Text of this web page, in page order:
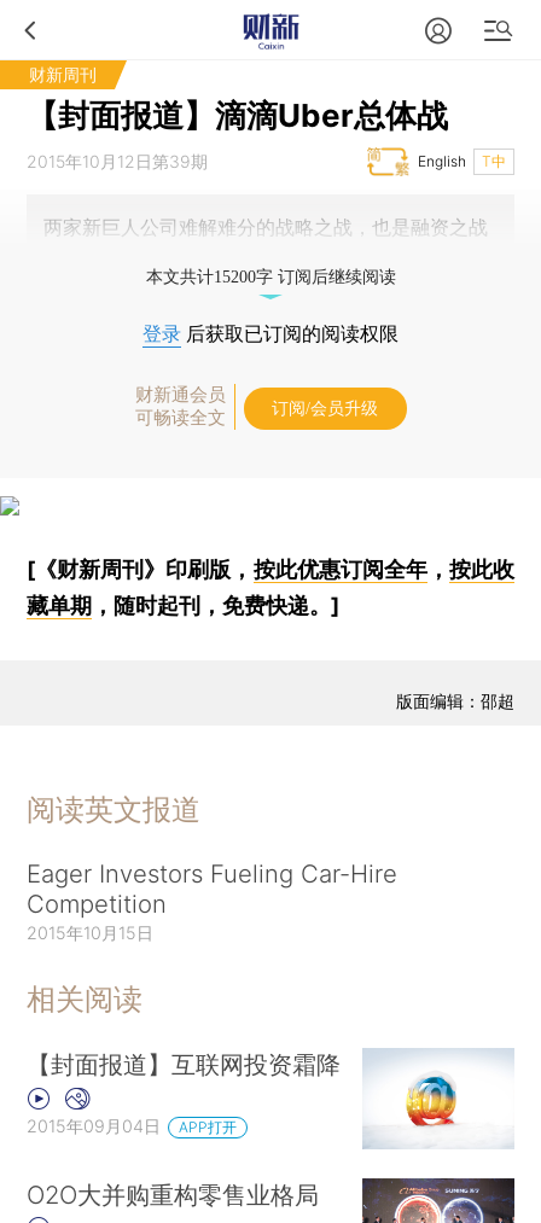
财新周刊
【封面报道】滴滴Uber总体战
2015年10月12日第39期 T中
English
两家新巨人公司难解难分的战略之战，也是融资之战
本文共计15200字 订阅后继续阅读
登录 后获取已订阅的阅读权限
财新通会员
可畅读全文
订阅/会员升级
[《财新周刊》印刷版， 按此优惠订阅全年， 按此收
藏单期 ，随时起刊，免费快递。]
版面编辑：邵超
阅读英文报道
Eager Investors Fueling Car-Hire
Competition
2015年10月15日
相关阅读
【封面报道】互联网投资霜降
2015年09月04日 APP打开
O2O大并购重构零售业格局